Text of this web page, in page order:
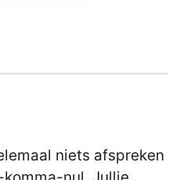
niets afspreken